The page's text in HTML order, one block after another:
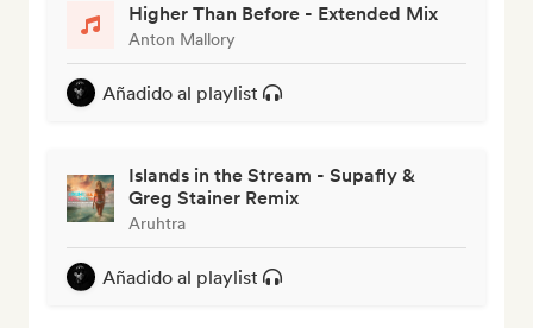
Higher Than Before - Extended Mix
Anton Mallory
Añadido al playlist
Islands in the Stream - Supafly &
Greg Stainer Remix
Aruhtra
Añadido al playlist